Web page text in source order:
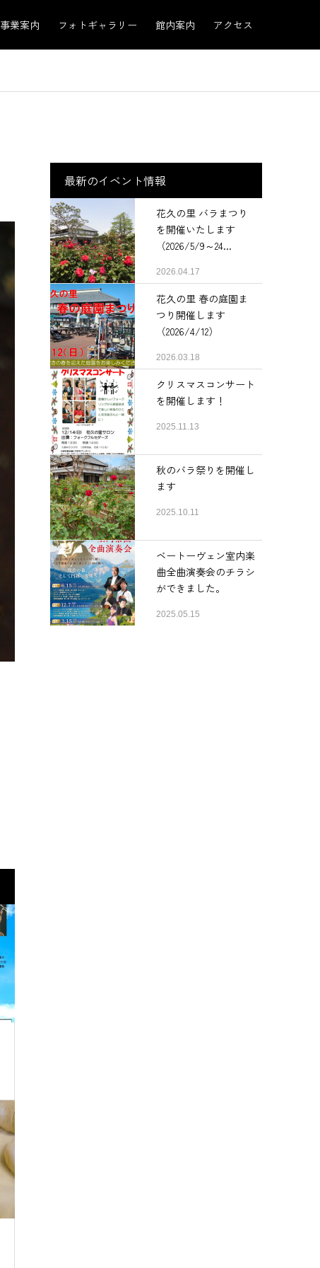
事業案内 フォトギャラリー 館内案内 アクセス
最新のイベント情報
花久の里 バラまつり
を開催いたします
（2026/5/9～24...
2026.04.17
花久の里 春の庭園ま
つり開催します
（2026/4/12）
2026.03.18
クリスマスコンサート
を開催します！
2025.11.13
秋のバラ祭りを開催し
ます
2025.10.11
ベートーヴェン室内楽
曲全曲演奏会のチラシ
ができました。
2025.05.15